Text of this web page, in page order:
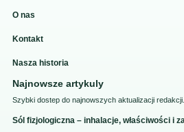
O nas
Kontakt
Nasza historia
Najnowsze artykuly
Szybki dostep do najnowszych aktualizacji redakcji.
Sól fizjologiczna – inhalacje, właściwości i